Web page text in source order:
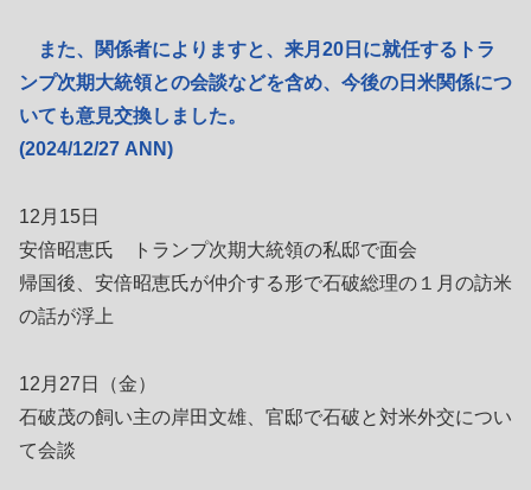
また、関係者によりますと、来月20日に就任するトラ
ンプ次期大統領との会談などを含め、今後の日米関係につ
いても意見交換しました。
(2024/12/27 ANN)
12月15日
安倍昭恵氏 トランプ次期大統領の私邸で面会
帰国後、安倍昭恵氏が仲介する形で石破総理の１月の訪米
の話が浮上
12月27日（金）
石破茂の飼い主の岸田文雄、官邸で石破と対米外交につい
て会談